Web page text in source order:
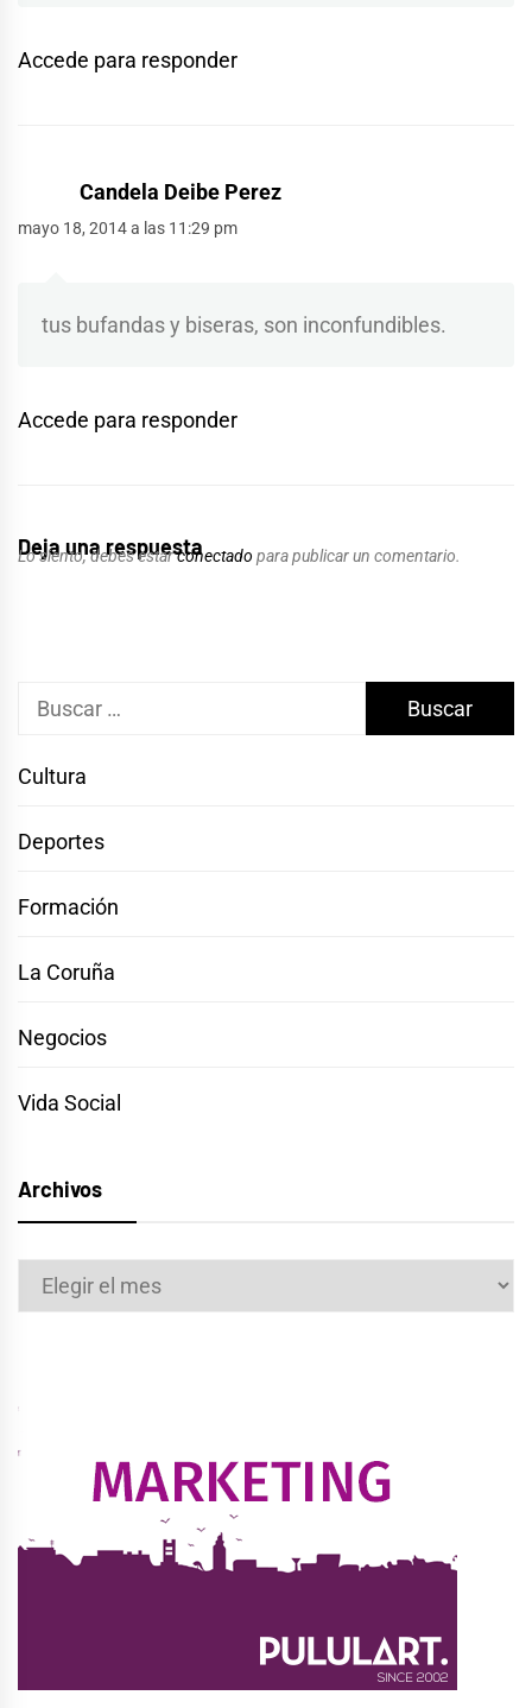
Accede para responder
Candela Deibe Perez
mayo 18, 2014 a las 11:29 pm
tus bufandas y biseras, son inconfundibles.
Accede para responder
Deja una respuesta
Lo siento, debes estarconectado para publicar un comentario.
Buscar:
Cultura
Deportes
Formación
La Coruña
Negocios
Vida Social
Archivos
Archivos